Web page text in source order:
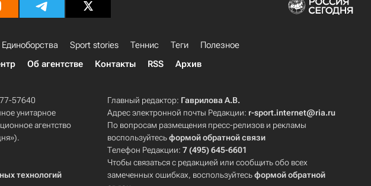
Единоборства Sport stories Теннис Теги
Полезное
Об агентстве Контакты RSS Архив
57640
унитарное
агентство
технологий
Главный редактор: Гаврилова А.В.
Адрес электронной почты Редакции: r-sport.internet@ria.ru
По вопросам размещения пресс-релизов и рекламы
воспользуйтесьформой обратной связи
Телефон Редакции:7 (495) 645-6601
Чтобы связаться с редакцией или сообщить обо всех
замеченных ошибках, воспользуйтесьформой обратной